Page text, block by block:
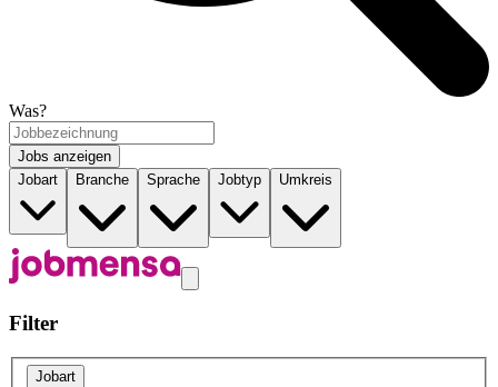
Was?
Jobs anzeigen
Jobart
Branche Sprache Jobtyp Umkreis
Filter
Jobart